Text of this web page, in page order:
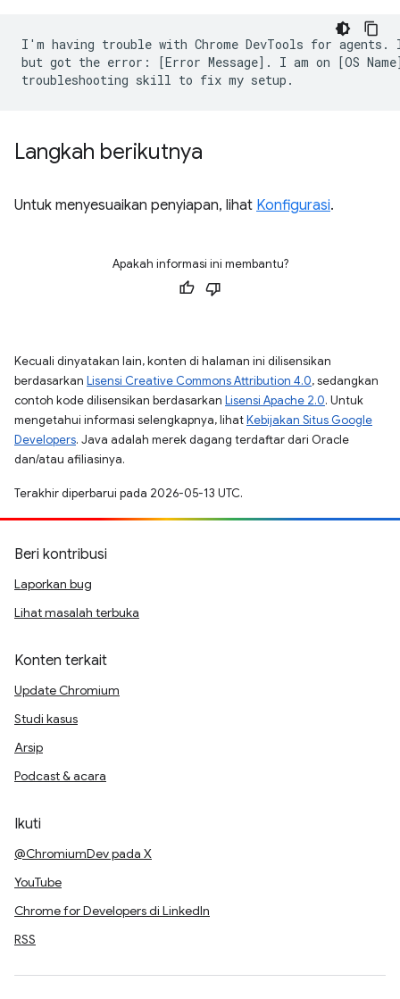
I'm having trouble with Chrome DevTools for
but got the error: [Error Message]. I am on [OS
Langkah berikutnya
Untuk menyesuaikan penyiapan, lihat Konfigurasi.
Apakah informasi ini membantu?
Kecuali dinyatakan lain, konten di halaman ini dilisensikan
berdasarkan Lisensi Creative Commons Attribution 4.0, sedangkan
contoh kode dilisensikan berdasarkan Lisensi Apache 2.0. Untuk
mengetahui informasi selengkapnya, lihatKebijakan Situs Google
Developers. Java adalah merek dagang terdaftar dari Oracle
dan/atau afiliasinya.
Terakhir diperbarui pada 2026-05-13 UTC.
Beri kontribusi
Laporkan bug
Lihat masalah terbuka
Konten terkait
Update Chromium
Studi kasus
Arsip
Podcast & acara
Ikuti
@ChromiumDev pada X
YouTube
Chrome for Developers di LinkedIn
RSS